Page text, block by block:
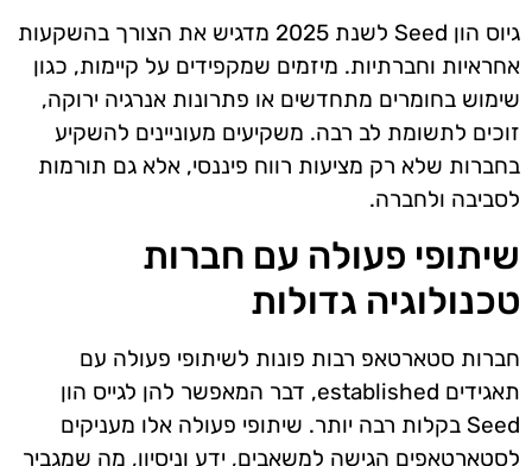
גיוס הון Seed לשנת 2025 מדגיש את הצורך בהשקעות
אחראיות וחברתיות. מיזמים שמקפידים על קיימות, כגון
שימוש בחומרים מתחדשים או פתרונות אנרגיה ירוקה,
זוכים לתשומת לב רבה. משקיעים מעוניינים להשקיע
בחברות שלא רק מציעות רווח פיננסי, אלא גם תורמות
לסביבה ולחברה.
שיתופי פעולה עם חברות
טכנולוגיה גדולות
חברות סטארטאפ רבות פונות לשיתופי פעולה עם
תאגידים established, דבר המאפשר להן לגייס הון
Seed בקלות רבה יותר. שיתופי פעולה אלו מעניקים
לסטארטאפים הגישה למשאבים, ידע וניסיון, מה שמגביר